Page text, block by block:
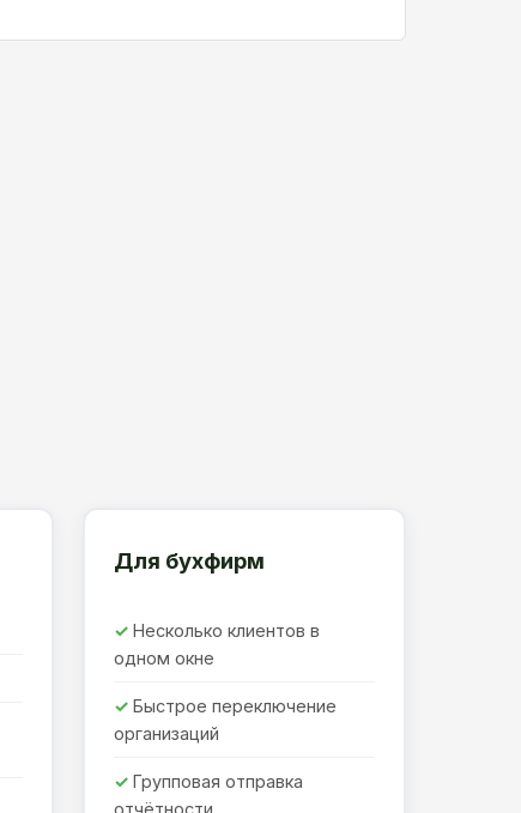
Для бухфирм
Несколько клиентов в
одном окне
Быстрое переключение
организаций
Групповая отправка